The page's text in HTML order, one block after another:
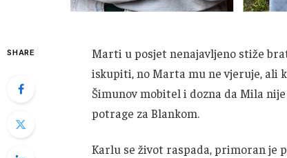
SHARE
Marti u posjet nenajavljeno stiže
iskupiti, no Marta mu ne vjeruje, ali
Šimunov mobitel i dozna da Mila
potrage za Blankom.
Karlu se život raspada, primoran je